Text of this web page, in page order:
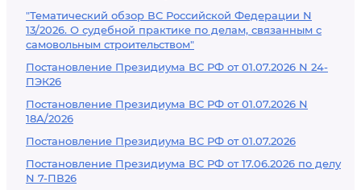
"Тематический обзор ВС Российской Федерации N
13/2026. О судебной практике по делам, связанным с
самовольным строительством"
Постановление Президиума ВС РФ от 01.07.2026 N 24-
ПЭК26
Постановление Президиума ВС РФ от 01.07.2026 N
18А/2026
Постановление Президиума ВС РФ от 01.07.2026
Постановление Президиума ВС РФ от 17.06.2026 по делу
N 7-ПВ26